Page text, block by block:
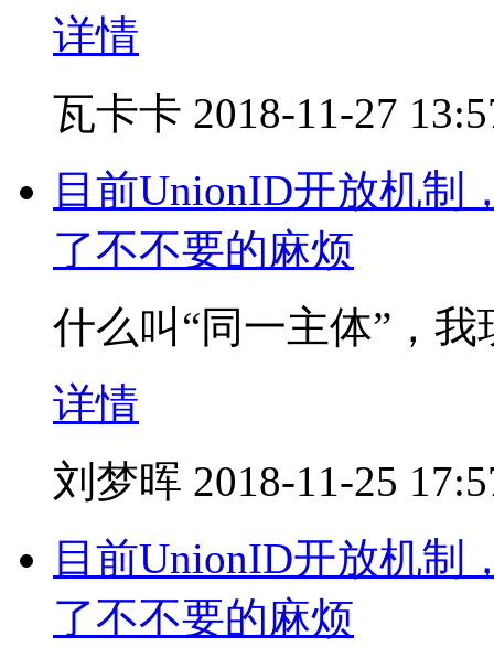
详情
瓦卡卡 2018-11-27
目前UnionID开放机制
了不不要的麻烦
什么叫“同一主体”，
详情
刘梦晖 2018-11-25
目前UnionID开放机制
了不不要的麻烦